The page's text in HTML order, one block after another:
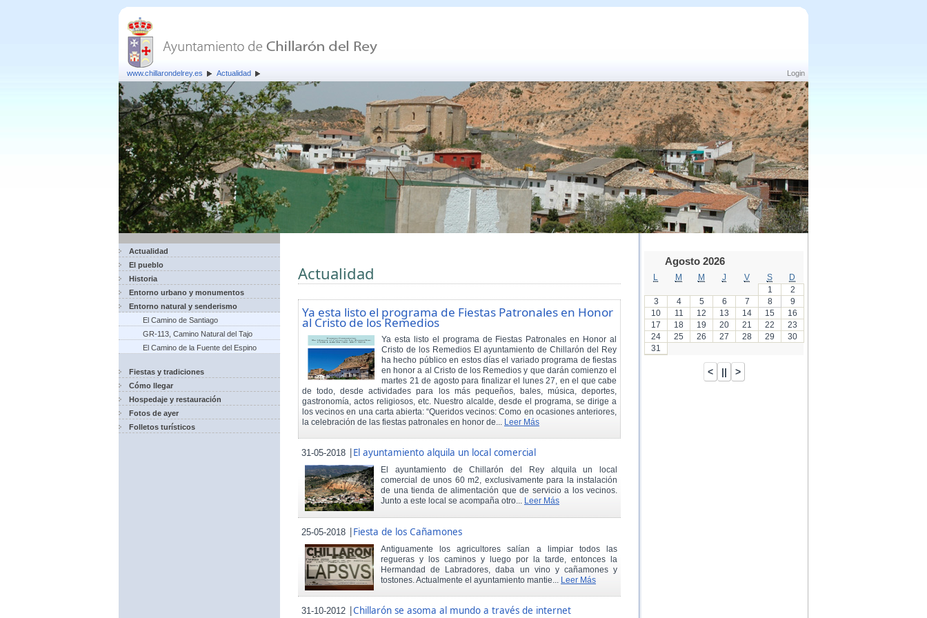
Login
www.chillarondelrey.es Actualidad
Actualidad
El pueblo
Historia
Entorno urbano y monumentos
Entorno natural y senderismo
El Camino de Santiago
GR-113, Camino Natural del Tajo
El Camino de la Fuente del Espino
Fiestas y tradiciones
Cómo llegar
Hospedaje y restauración
Fotos de ayer
Folletos turísticos
Actualidad
Ya esta listo el programa de Fiestas Patronales en Honor
al Cristo de los Remedios
Ya esta listo el programa de Fiestas Patronales en Honor al
Cristo de los Remedios El ayuntamiento de Chillarón del Rey
ha hecho público en estos días el variado programa de fiestas
en honor a al Cristo de los Remedios y que darán comienzo el
martes 21 de agosto para finalizar el lunes 27, en el que cabe
de todo, desde actividades para los más pequeños, bales, música, deportes,
gastronomía, actos religiosos, etc. Nuestro alcalde, desde el programa, se dirige a
los vecinos en una carta abierta: “Queridos vecinos: Como en ocasiones anteriores,
la celebración de las fiestas patronales en honor de... Leer Más
31-05-2018 |El ayuntamiento alquila un local comercial
El ayuntamiento de Chillarón del Rey alquila un local
comercial de unos 60 m2, exclusivamente para la instalación
de una tienda de alimentación que de servicio a los vecinos.
Junto a este local se acompaña otro... Leer Más
25-05-2018 |Fiesta de los Cañamones
Antiguamente los agricultores salían a limpiar todos las
regueras y los caminos y luego por la tarde, entonces la
Hermandad de Labradores, daba un vino y cañamones y
tostones. Actualmente el ayuntamiento mantie... Leer Más
31-10-2012 |Chillarón se asoma al mundo a través de internet
Agosto 2026
M M J V S
D
1
2
3
4 5 6 7 8
9
10
11 12 13 14 15
16
17
18 19 20 21 22
23
24
25 26 27 28 29
30
31